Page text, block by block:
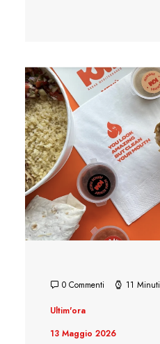
0 Commenti 11 Minuti
Ultim'ora
13 Maggio 2026